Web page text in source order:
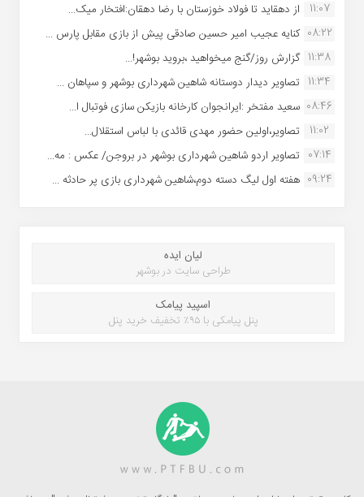
11:07
از دهقاید تا فولاد خوزستان با رضا دهقان:افتخار میک...
08:22 کنایه عجیب امیر حسین صادقی پیش از بازی مقابل پارس ...
11:38 گزارش روز/گنج میخواهید ،بروید بوشهر!...
11:34 تصاویر دیدار دوستانه شاهین شهردارى بوشهر و سپاهان ...
08:46 سعید مفتخر :ایرانجوان کارخانه بازیکن سازی فوتبال ا...
11:02
تصاویر،اولین حضور مهدی قائدی با لباس استقلال...
07:14 تصاویر اردو شاهین شهرداری بوشهر در بروجن/ عکس : مه...
09:24 هفته اول لیگ دسته دوم،شاهین شهرداری بازی پر حادثه ...
لیان ایده
طراحی سایت در بوشهر
اسپید پیامک
پنل پیامکی با ۹۵٪ تخفیف خرید پنل